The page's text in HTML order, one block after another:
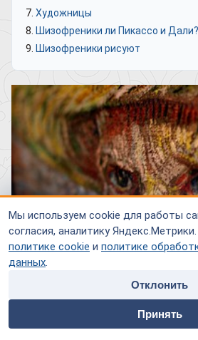
Мы используем cookie для работы
согласия, аналитику
политике cookie и политике
данных.
Отклонить
Принять
home people
Специалисты
Художницы
Шизофреники ли Пикассо и Дали?
Шизофреники рисуют
Шизофрения – серьезное